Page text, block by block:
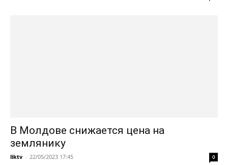
В Молдове снижается цена на
землянику
liktv - 22/05/2023 17:45 0